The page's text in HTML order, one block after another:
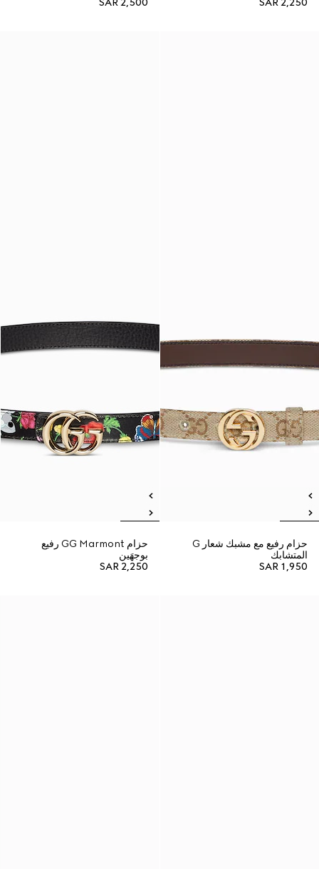
SAR 2,250
SAR 2,500
حزام رفيع مع مشبك شعار G
المتشابك
SAR 1,950
حزام GG Marmont رفيع
بوجهَين
SAR 2,250